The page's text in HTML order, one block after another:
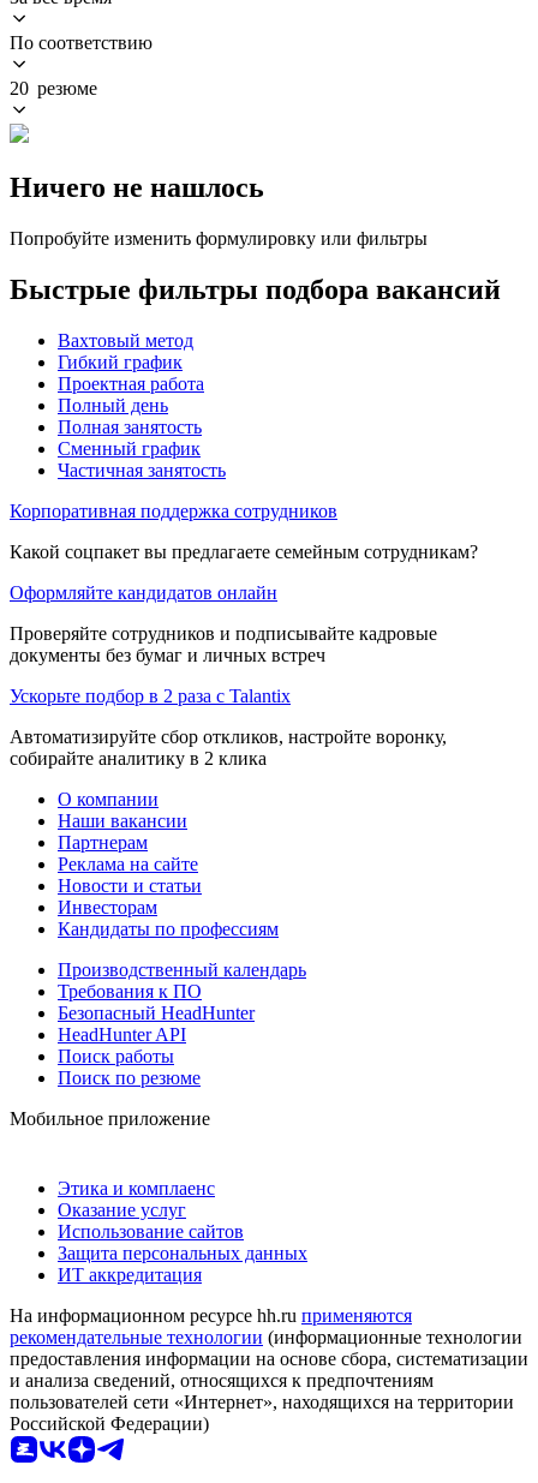
По соответствию
20 резюме
Ничего не нашлось
Попробуйте изменить формулировку или фильтры
Быстрые фильтры подбора вакансий
Вахтовый метод
Гибкий график
Проектная работа
Полный день
Полная занятость
Сменный график
Частичная занятость
Корпоративная поддержка сотрудников
Какой соцпакет вы предлагаете семейным сотрудникам?
Оформляйте кандидатов онлайн
Проверяйте сотрудников и подписывайте кадровые
документы без бумаг и личных встреч
Ускорьте подбор в 2 раза с Talantix
Автоматизируйте сбор откликов, настройте воронку,
собирайте аналитику в 2 клика
О компании
Наши вакансии
Партнерам
Реклама на сайте
Новости и статьи
Инвесторам
Кандидаты по профессиям
Производственный календарь
Требования к ПО
Безопасный HeadHunter
HeadHunter API
Поиск работы
Поиск по резюме
Мобильное приложение
Этика и комплаенс
Оказание услуг
Использование сайтов
Защита персональных данных
ИТ аккредитация
На информационном ресурсе hh.ru применяются
рекомендательные технологии (информационные технологии
предоставления информации на основе сбора, систематизации
и анализа сведений, относящихся к предпочтениям
пользователей сети «Интернет», находящихся на территории
Российской Федерации)